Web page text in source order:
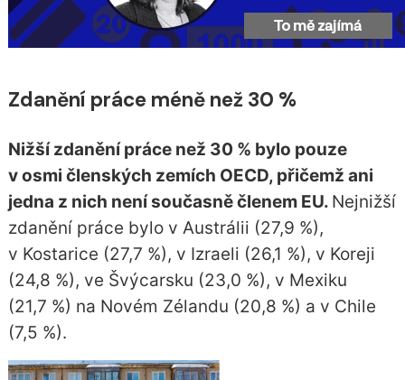
Zdanění práce méně než 30 %
Nižší zdanění práce než 30 % bylo pouze
v osmi členských zemích OECD, přičemž ani
jedna z nich není současně členem EU. Nejnižší
zdanění práce bylo v Austrálii (27,9 %),
v Kostarice (27,7 %), v Izraeli (26,1 %), v Koreji
(24,8 %), ve Švýcarsku (23,0 %), v Mexiku
(21,7 %) na Novém Zélandu (20,8 %) a v Chile
(7,5 %).